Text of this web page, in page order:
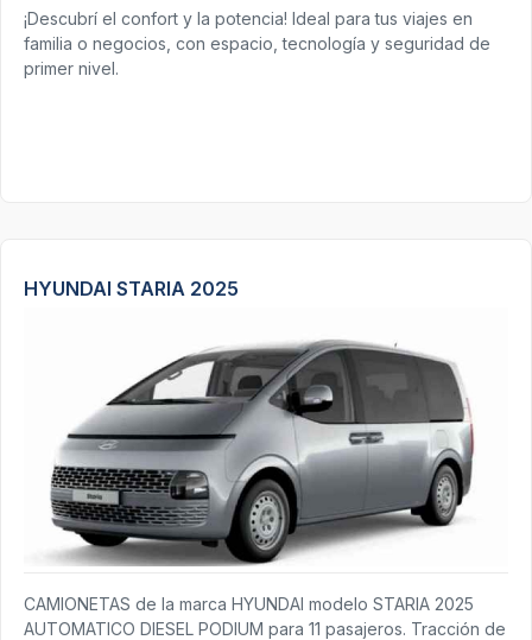
¡Descubrí el confort y la potencia! Ideal para tus viajes en
familia o negocios, con espacio, tecnología y seguridad de
primer nivel.
HYUNDAI STARIA 2025
CAMIONETAS de la marca HYUNDAI modelo STARIA 2025
AUTOMATICO DIESEL PODIUM para 11 pasajeros. Tracción de